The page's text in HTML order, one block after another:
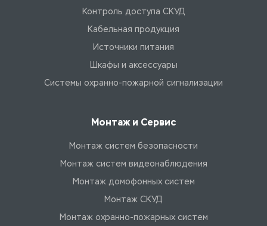
Контроль доступа СКУД
Кабельная продукция
Источники питания
Шкафы и аксессуары
Системы охранно-пожарной сигнализации
Монтаж и Сервис
Монтаж систем безопасности
Монтаж систем видеонаблюдения
Монтаж домофонных систем
Монтаж СКУД
Монтаж охранно-пожарных систем